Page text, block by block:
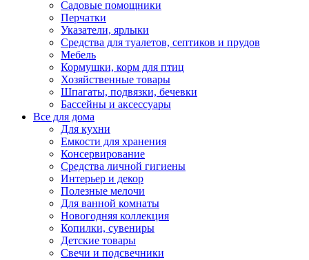
Садовые помощники
Перчатки
Указатели, ярлыки
Средства для туалетов, септиков и прудов
Мебель
Кормушки, корм для птиц
Хозяйственные товары
Шпагаты, подвязки, бечевки
Бассейны и аксессуары
Все для дома
Для кухни
Емкости для хранения
Консервирование
Средства личной гигиены
Интерьер и декор
Полезные мелочи
Для ванной комнаты
Новогодняя коллекция
Копилки, сувениры
Детские товары
Свечи и подсвечники